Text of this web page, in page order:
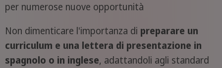
per numerose nuove opportunità
Non dimenticare l'importanza di preparare un
curriculum e una lettera di presentazione in
spagnolo o in inglese, adattandoli agli standard